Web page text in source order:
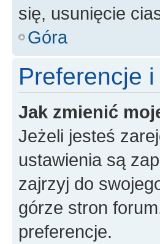
się, usunięcie
Góra
Preferencje
Jak zmienić
Jeżeli jesteś
ustawienia są
zajrzyj do
górze stron
preferencje.